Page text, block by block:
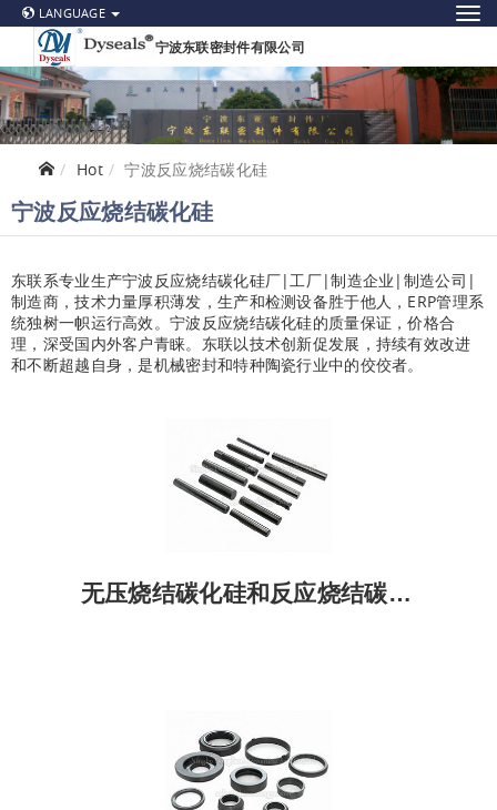
LANGUAGE
宁波东联密封件有限公司
Hot 宁波反应烧结碳化硅
宁波反应烧结碳化硅
东联系专业生产宁波反应烧结碳化硅厂|工厂|制造企业|制造公司|
制造商，技术力量厚积薄发，生产和检测设备胜于他人，ERP管理系
统独树一帜运行高效。宁波反应烧结碳化硅的质量保证，价格合
理，深受国内外客户青睐。东联以技术创新促发展，持续有效改进
和不断超越自身，是机械密封和特种陶瓷行业中的佼佼者。
无压烧结碳化硅和反应烧结碳化硅轴